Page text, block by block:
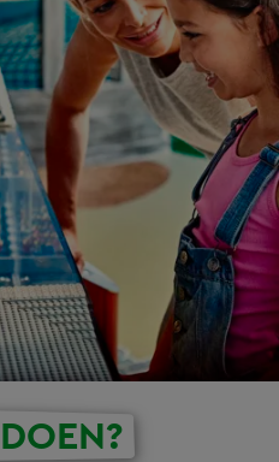
DOEN?